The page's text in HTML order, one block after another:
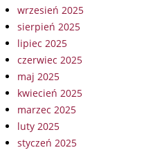
wrzesień 2025
sierpień 2025
lipiec 2025
czerwiec 2025
maj 2025
kwiecień 2025
marzec 2025
luty 2025
styczeń 2025